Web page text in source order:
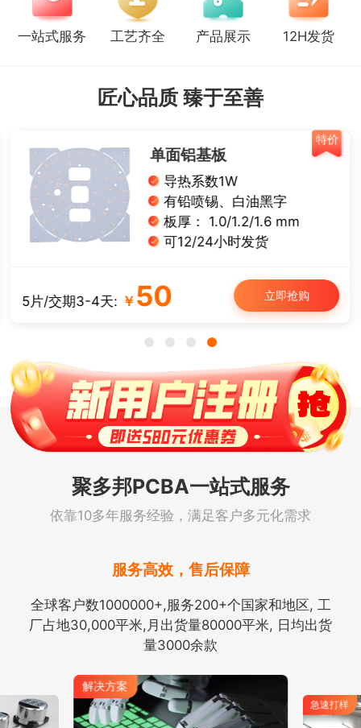
一站式服务 工艺齐全 产品展示 12H发货
匠心品质 臻于至善
特价
单面铝基板
导热系数1W
有铅喷锡、白油黑字
板厚： 1.0/1.2/1.6 mm
可12/24小时发货
5片/交期3-4天: ￥ 50 立即抢购
聚多邦PCBA一站式服务
依靠10多年服务经验，满足客户多元化需求
服务高效，售后保障
全球客户数1000000+,服务200+个国家和地区, 工
厂占地30,000平米,月出货量80000平米, 日均出货
量3000余款
解决方案
急速打样